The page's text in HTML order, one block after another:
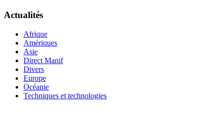
Actualités
Afrique
Amériques
Asie
Direct Manif
Divers
Europe
Océanie
Techniques et technologies